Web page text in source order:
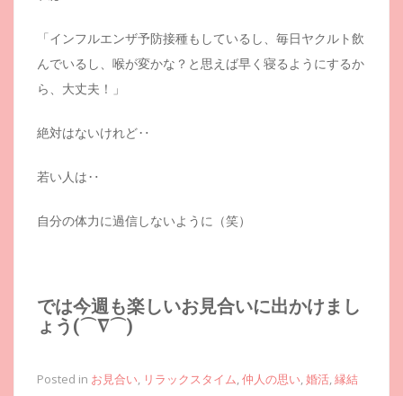
「インフルエンザ予防接種もしているし、毎日ヤクルト飲
んでいるし、喉が変かな？と思えば早く寝るようにするか
ら、大丈夫！」
絶対はないけれど‥
若い人は‥
自分の体力に過信しないように（笑）
では今週も楽しいお見合いに出かけまし
ょう(⌒∇⌒)
Posted in お見合い, リラックスタイム,仲人の思い,婚活,縁結